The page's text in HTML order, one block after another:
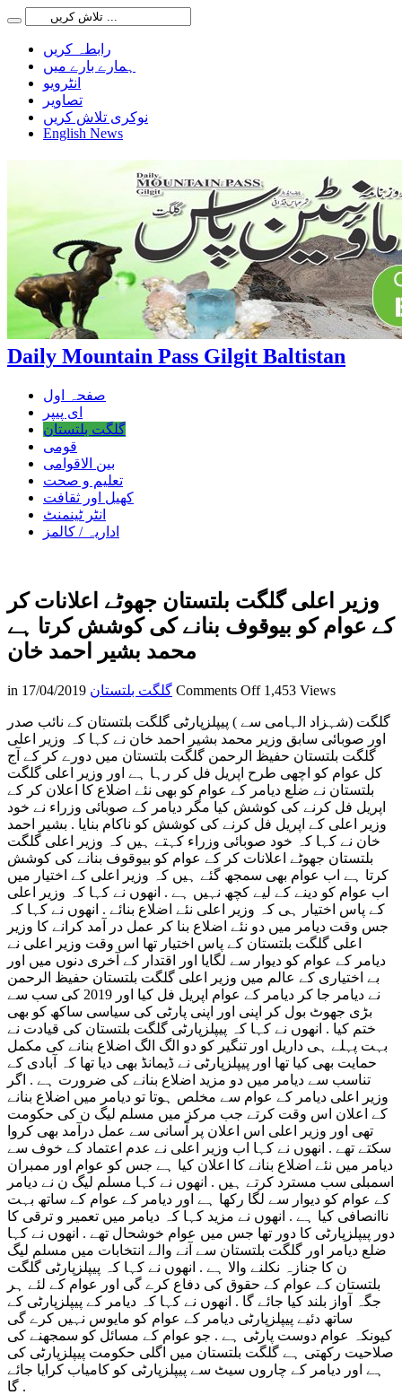
رابطہ کریں
ہمارے بارے میں
انٹرویو
تصاویر
نوکری تلاش کریں
English News
Daily Mountain Pass Gilgit Baltistan
صفحہ اول
ای پیپر
گلگت بلتستان
قومی
بین الاقوامی
تعلیم و صحت
کھیل اور ثقافت
انٹر ٹینمنٹ
اداریہ / کالمز
وزیر اعلی گلگت بلتستان جھوٹے اعلانات کر
کے عوام کو بیوقوف بنانے کی کوشش کرتا ہے
محمد بشیر احمد خان
in گلگت بلتستان 17/04/2019 Comments Offon
اعلی
گلگت
بلتستان
جھوٹے
اعلانات کر
کے
عوام
کو
بیوقوف
بنانے
کی
کوشش
کرتا
ہے
محمد
بشیر
احمد
خان
1,453 Views
گلگت (شہزاد الہامی سے ) پیپلزپارٹی گلگت بلتستان کے نائب صدر
اور صوبائی سابق وزیر محمد بشیر احمد خان نے کہا کہ وزیر اعلی
گلگت بلتستان حفیظ الرحمن گلگت بلتستان میں دورے کر کے آج
کل عوام کو اچھی طرح اپریل فل کر رہا ہے اور وزیر اعلی گلگت
بلتستان نے ضلع دیامر کے عوام کو بھی نئے اضلاع کا اعلان کر کے
اپریل فل کرنے کی کوشش کیا مگر دیامر کے صوبائی وزراء نے خود
وزیر اعلی کے اپریل فل کرنے کی کوشش کو ناکام بنایا . بشیر احمد
خان نے کہا کہ خود صوبائی وزراء کہتے ہیں کہ وزیر اعلی گلگت
بلتستان جھوٹے اعلانات کر کے عوام کو بیوقوف بنانے کی کوشش
کرتا ہے اب عوام بھی سمجھ گئے ہیں کہ وزیر اعلی کے اختیار میں
اب عوام کو دینے کے لیے کچھ نہیں ہے . انھوں نے کہا کہ وزیر اعلی
کے پاس اختیار ہی کہ وزیر اعلی نئے اضلاع بنائے . انھوں نے کہا کہ
جس وقت دیامر میں دو نئے اضلاع بنا کر عمل در آمد کرانے کا وزیر
اعلی گلگت بلتستان کے پاس اختیار تھا اس وقت وزیر اعلی نے
دیامر کے عوام کو دیوار سے لگایا اور اقتدار کے آخری دنوں میں اور
بے اختیاری کے عالم میں وزیر اعلی گلگت بلتستان حفیظ الرحمن
نے دیامر جا کر دیامر کے عوام اپریل فل کیا اور 2019 کی سب سے
بڑی جھوٹ بول کر اپنی اور اپنی پارٹی کی سیاسی ساکھ کو بھی
ختم کیا . انھوں نے کہا کہ پیپلزپارٹی گلگت بلتستان کی قیادت نے
بہت پہلے ہی داریل اور تنگیر کو دو الگ الگ اضلاع بنانے کی مکمل
حمایت بھی کیا تھا اور پیپلزپارٹی نے ڈیمانڈ بھی دیا تھا کہ آبادی کے
تناسب سے دیامر میں دو مزید اضلاع بنانے کی ضرورت ہے . اگر
وزیر اعلی دیامر کے عوام سے مخلص ہوتا تو دیامر میں اضلاع بنانے
کے اعلان اس وقت کرتے جب مرکز میں مسلم لیگ ن کی حکومت
تھی اور وزیر اعلی اس اعلان پر آسانی سے عمل درآمد بھی کروا
سکتے تھے . انھوں نے کہا اب وزیر اعلی نے عدم اعتماد کے خوف سے
دیامر میں نئے اضلاع بنانے کا اعلان کیا ہے جس کو عوام اور ممبران
اسمبلی سب مسترد کرتے ہیں . انھوں نے کہا مسلم لیگ ن نے دیامر
کے عوام کو دیوار سے لگا رکھا ہے اور دیامر کے عوام کے ساتھ بہت
ناانصافی کیا ہے . انھوں نے مزید کہا کہ دیامر میں تعمیر و ترقی کا
دور پیپلزپارٹی کا دور تھا جس میں عوام خوشحال تھے . انھوں نے کہا
ضلع دیامر اور گلگت بلتستان سے آنے والے انتخابات میں مسلم لیگ
ن کا جنازہ نکلنے والا ہے . انھوں نے کہا کہ پیپلزپارٹی گلگت
بلتستان کے عوام کے حقوق کی دفاع کرے گی اور عوام کے لئے ہر
جگہ آواز بلند کیا جائے گا . انھوں نے کہا کہ دیامر کے پیپلزپارٹی کے
ساتھ دئیے پیپلزپارٹی دیامر کے عوام کو مایوس نہیں کرے گی
کیونکہ عوام دوست پارٹی ہے . جو عوام کے مسائل کو سمجھنے کی
صلاحیت رکھتی ہے گلگت بلتستان میں اگلی حکومت پیپلزپارٹی کی
ہے اور دیامر کے چاروں سیٹ سے پیپلزپارٹی کو کامیاب کرایا جائے
گا .